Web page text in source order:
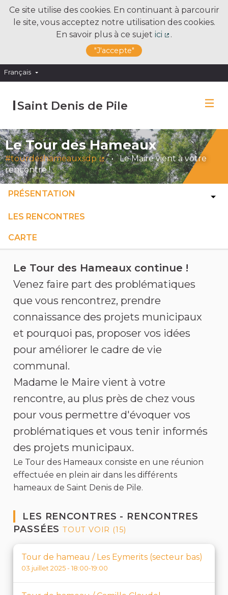
Ce site utilise des cookies. En continuant à parcourir
le site, vous acceptez notre utilisation des cookies.
En savoir plus à ce sujet ici
.
"J'accepte"
Saint Denis de Pile
Français Choose language
Le Tour des Hameaux
#tourdeshameauxsdp
(Lien externe)
Le Maire vient à votre
rencontre !
PRÉSENTATION
LES RENCONTRES
CARTE
À propos de cette assemblée
Le Tour des Hameaux continue !
Venez faire part des problématiques
que vous rencontrez, prendre
connaissance des projets municipaux
et pourquoi pas, proposer vos idées
pour améliorer le cadre de vie
communal.
Madame le Maire vient à votre
rencontre, au plus près de chez vous
pour vous permettre d'évoquer vos
problématiques et vous tenir informés
des projets municipaux.
Le Tour des Hameaux consiste en une réunion
effectuée en plein air dans les différents
hameaux de Saint Denis de Pile.
LES RENCONTRES - RENCONTRES
PASSÉESTOUT VOIR (15)
Tour de hameau / Les Eymerits (secteur bas)
03 juillet 2025 - 18:00-19:00